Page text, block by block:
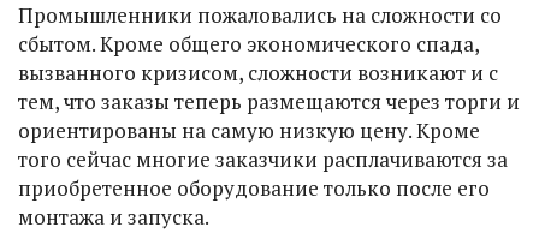
Промышленники пожаловались на сложности со
сбытом. Кроме общего экономического спада,
вызванного кризисом, сложности возникают и с
тем, что заказы теперь размещаются через торги и
ориентированы на самую низкую цену. Кроме
того сейчас многие заказчики расплачиваются за
приобретенное оборудование только после его
монтажа и запуска.